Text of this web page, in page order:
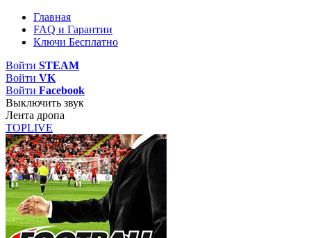
Главная
FAQ и Гарантии
Ключи Бесплатно
Войти STEAM
Войти VK
Войти Facebook
Выключить звук
Лента дропа
TOPLIVE